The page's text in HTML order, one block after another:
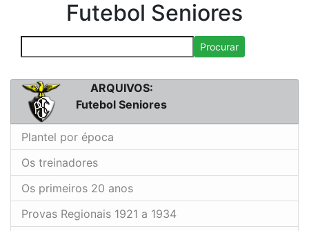
Futebol Seniores
Procurar
ARQUIVOS:
Futebol Seniores
Plantel por época
Os treinadores
Os primeiros 20 anos
Provas Regionais 1921 a 1934